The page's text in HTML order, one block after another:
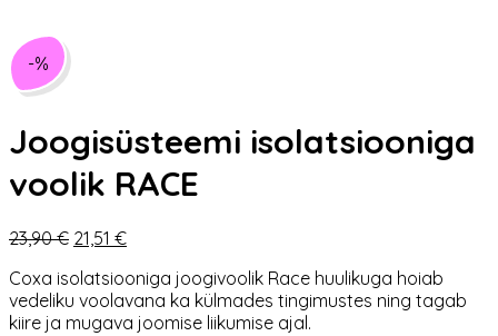
-%
Joogisüsteemi isolatsiooniga
voolik RACE
23,90€ Algne
oli:
23,90 €.
21,51 €Praegune
on:
21,51 €.
Coxa isolatsiooniga joogivoolik Race huulikuga hoiab
vedeliku voolavana ka külmades tingimustes ning tagab
kiire ja mugava joomise liikumise ajal.